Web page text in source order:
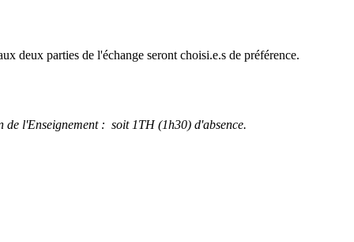
deux parties de l'échange seront choisi.e.s de préférence.
l'Enseignement : soit 1TH (1h30) d'absence.